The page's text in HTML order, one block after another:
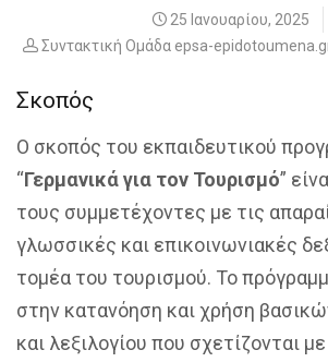
25 Ιανουαρίου, 2025
Συντακτική Ομάδα epsa-
Σκοπός
Ο σκοπός του εκπαιδευτικού
“Γερμανικά για τον Τουρισμό”
τους συμμετέχοντες με τις
γλωσσικές και επικοινωνιακές
τομέα του τουρισμού. Το
στην κατανόηση και χρήση
και λεξιλογίου που σχετίζονται